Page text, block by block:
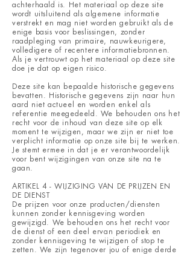
achterhaald is. Het materiaal op deze site
wordt uitsluitend als algemene informatie
verstrekt en mag niet worden gebruikt als de
enige basis voor beslissingen, zonder
raadpleging van primaire, nauwkeurigere,
volledigere of recentere informatiebronnen.
Als je vertrouwt op het materiaal op deze site
doe je dat op eigen risico.
Deze site kan bepaalde historische gegevens
bevatten. Historische gegevens zijn naar hun
aard niet actueel en worden enkel als
referentie meegedeeld. We behouden ons het
recht voor de inhoud van deze site op elk
moment te wijzigen, maar we zijn er niet toe
verplicht informatie op onze site bij te werken.
Je stemt ermee in dat je er verantwoordelijk
voor bent wijzigingen van onze site na te
gaan.
ARTIKEL 4 - WIJZIGING VAN DE PRIJZEN EN
DE DIENST
De prijzen voor onze producten/diensten
kunnen zonder kennisgeving worden
gewijzigd. We behouden ons het recht voor
de dienst of een deel ervan periodiek en
zonder kennisgeving te wijzigen of stop te
zetten. We zijn tegenover jou of enige derde